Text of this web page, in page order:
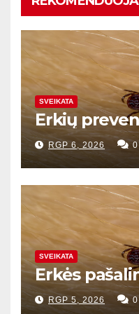
SVEIKATA
Erkių
RGP 6, 2026
SVEIKATA
Erkės
RGP 5, 2026